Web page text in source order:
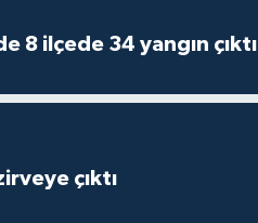
8 ilçede 34 yangın çıktı
çıktı